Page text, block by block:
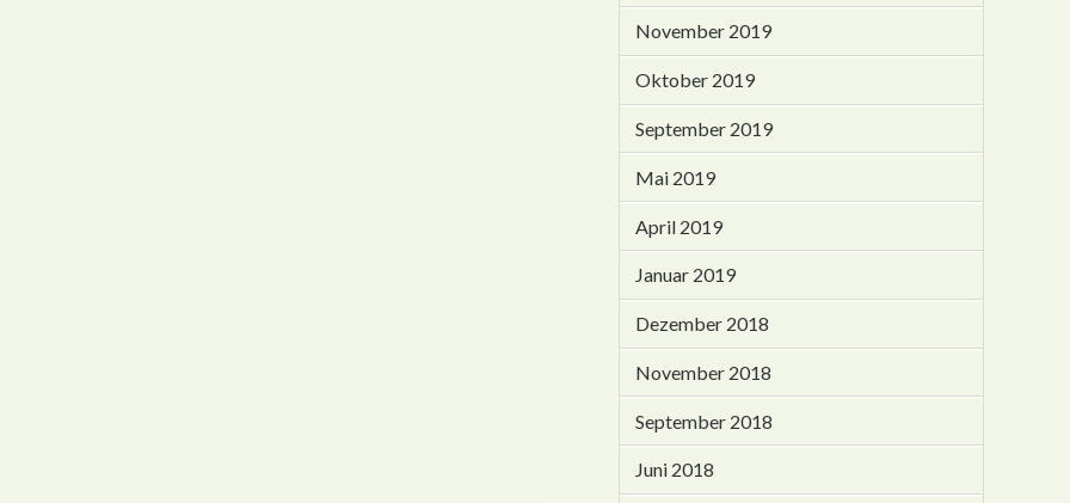
November 2019
Oktober 2019
September 2019
Mai 2019
April 2019
Januar 2019
Dezember 2018
November 2018
September 2018
Juni 2018